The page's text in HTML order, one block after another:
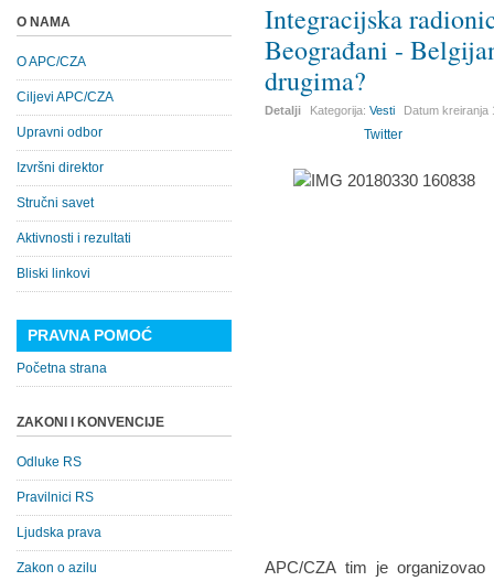
Integracijska
Beograđani -
drugima?
Detalji Kategorija:Vesti Datum kreiranja
Twitter
APC/CZA tim je
O NAMA
O APC/CZA
Ciljevi APC/CZA
Upravni odbor
Izvršni direktor
Stručni savet
Aktivnosti i rezultati
Bliski linkovi
PRAVNA POMOĆ
Početna strana
ZAKONI I KONVENCIJE
Odluke RS
Pravilnici RS
Ljudska prava
Zakon o azilu